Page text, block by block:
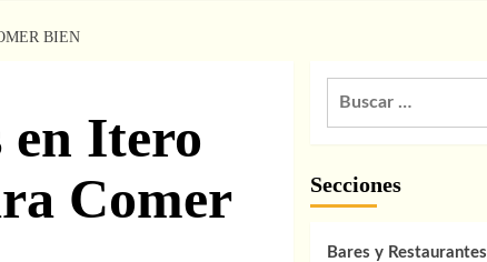
BIEN
en Itero
Comer
Secciones
Bares y Restaurantes